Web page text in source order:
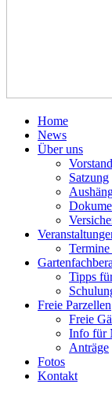
Home
News
Über uns
Vorstand
Satzung
Tipps
Freie Parzellen
Freie
Info für
Anträge
Fotos
Kontakt